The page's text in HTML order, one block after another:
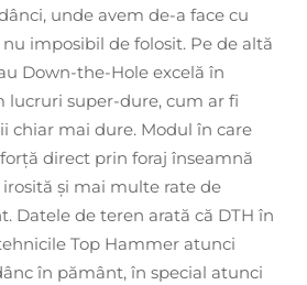
unde avem de-a face cu
imposibil de folosit. Pe de altă
Down-the-Hole excelă în
lucruri super-dure, cum ar fi
chiar mai dure. Modul în care
direct prin foraj înseamnă
şi mai multe rate de
Datele de teren arată că DTH în
Top Hammer atunci
în pământ, în special atunci